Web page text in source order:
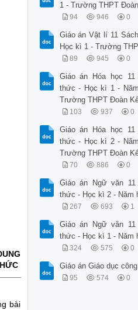
bài
1 - Trường THPT
94 946 0
Giáo án Vật lí 11
Học kì 1 - Trường
89 945 0
Giáo án Hóa học
thức - Học kì 1 -
Trường THPT Đoàn
103 937 0
Giáo án Hóa học
thức - Học kì 2 -
Trường THPT Đoàn
70 886 0
Giáo án Ngữ văn
thức - Học kì 2 - Năm
267 693 1
Giáo án Ngữ văn
thức - Học kì 1 - Năm
324 575 0
Giáo án Giáo dục
95 574 0